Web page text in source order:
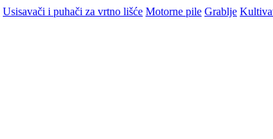
Usisavači i puhači za vrtno lišće Motorne pile Grablje